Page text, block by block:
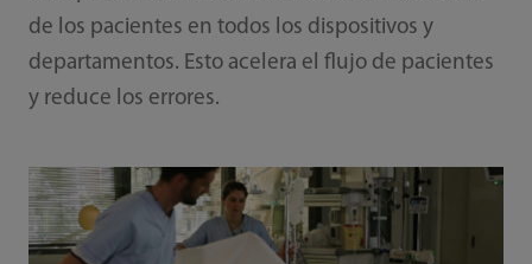
de los pacientes en todos los dispositivos y
departamentos. Esto acelera el flujo de pacientes
y reduce los errores.